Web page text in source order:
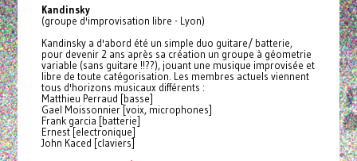
Kandinsky
(groupe d'improvisation libre - Lyon)
Kandinsky a d'abord été un simple duo guitare/ batterie,
pour devenir 2 ans après sa création un groupe à géometrie
variable (sans guitare !!??), jouant une musique improvisée et
libre de toute catégorisation. Les membres actuels viennent
tous d'horizons musicaux différents :
Matthieu Perraud [basse]
Gael Moissonnier [voix, microphones]
Frank garcia [batterie]
Ernest [electronique]
John Kaced [claviers]